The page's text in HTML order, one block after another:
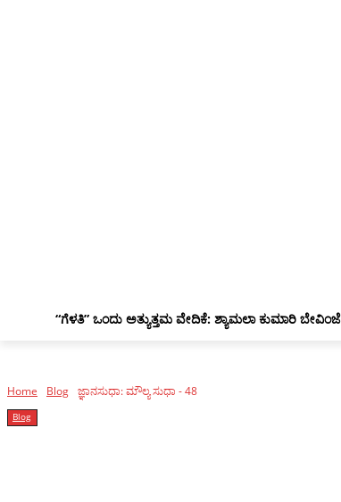
“ಗೆಳತಿ” ಒಂದು ಅತ್ಯುತ್ತಮ ವೇದಿಕೆ: ಶ್ಯಾಮಲಾ ಕುಮಾರಿ ಬೇವಿಂಜೆ
Home Blog ಜ್ಞಾನಸುಧಾ: ಮೌಲ್ಯ ಸುಧಾ - 48
Blog